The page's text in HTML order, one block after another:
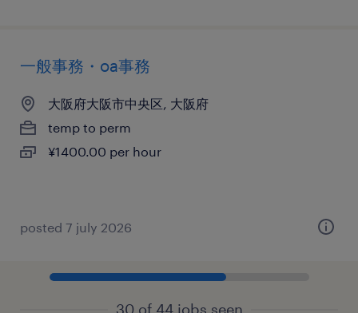
一般事務・oa事務
大阪府大阪市中央区, 大阪府
temp to perm
¥1400.00 per hour
posted 7 july 2026
30 of 44 jobs seen